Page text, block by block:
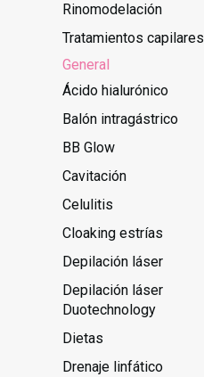
Rinomodelación
Tratamientos capilares
General
Ácido hialurónico
Balón intragástrico
BB Glow
Cavitación
Celulitis
Cloaking estrías
Depilación láser
Depilación láser
Duotechnology
Dietas
Drenaje linfático